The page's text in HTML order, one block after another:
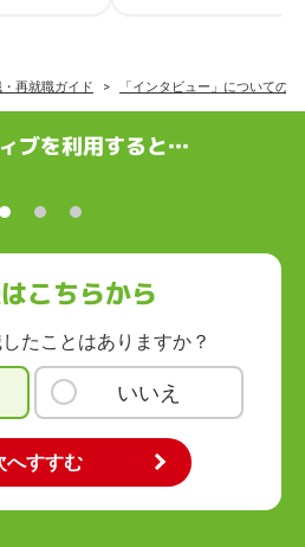
再就職ガイド 「インタビュー」についての
ブを利用すると…
こちらから
たことはありますか？
いいえ